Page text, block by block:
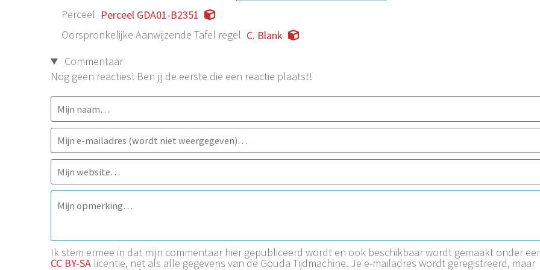
Perceel Perceel GDA01-B2351
Oorspronkelijke Aanwijzende Tafel regel C. Blank
Commentaar
Nog geen reacties! Ben jij de eerste die een reactie plaatst!
Ik stem ermee in dat mijn commentaar hier gepubliceerd wordt en ook beschikbaar wordt gemaakt onder
CC BY-SA licentie, net als alle gegevens van de Gouda Tijdmachine. Je e-mailadres wordt geregistreerd, maar